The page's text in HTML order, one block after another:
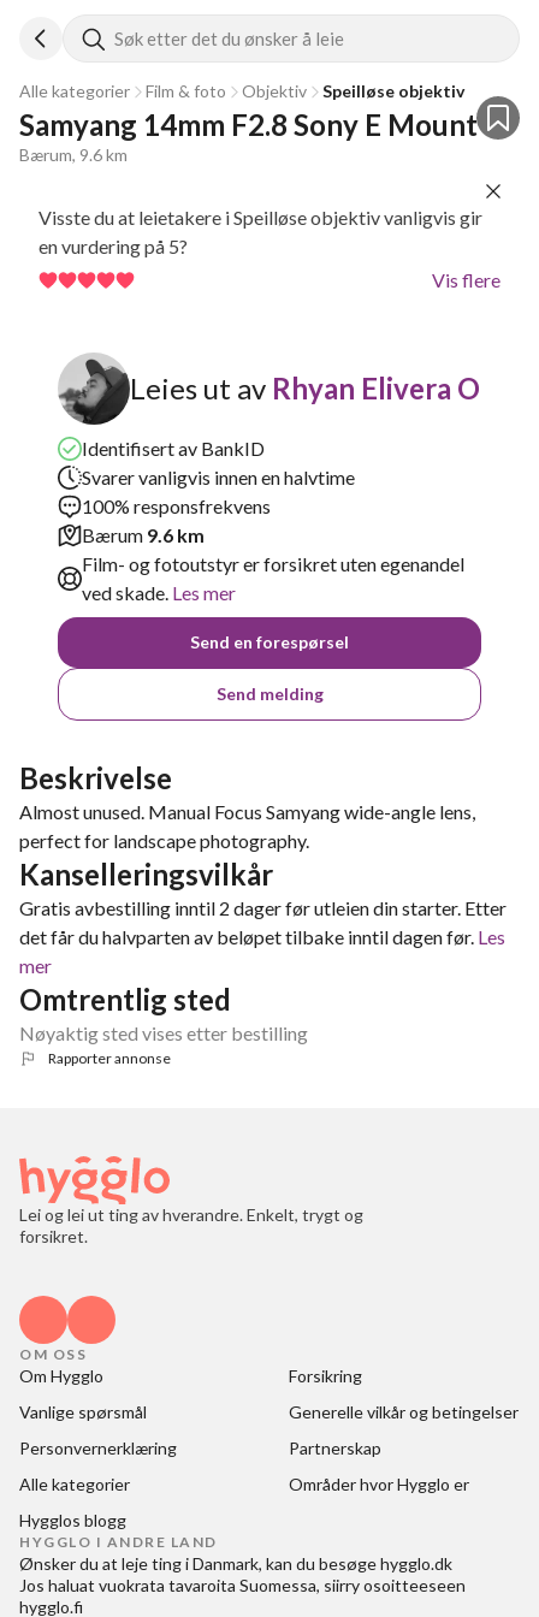
Søk etter det du ønsker å leie
Alle kategorier Film & foto Objektiv Speilløse objektiv
Samyang 14mm F2.8 Sony E Mount
Bærum, 9.6 km
Visste du at leietakere i Speilløse objektiv vanligvis gir
en vurdering på 5?
Vis flere
Leies ut av Rhyan Elivera O
Identifisert av BankID
Svarer vanligvis innen en halvtime
100% responsfrekvens
Bærum 9.6 km
Film- og fotoutstyr er forsikret uten egenandel
ved skade. Les mer
Send en forespørsel
Send melding
Beskrivelse
Almost unused. Manual Focus Samyang wide-angle lens,
perfect for landscape photography.
Kanselleringsvilkår
Gratis avbestilling inntil 2 dager før utleien din starter. Etter
det får du halvparten av beløpet tilbake inntil dagen før. Les
mer
Omtrentlig sted
Nøyaktig sted vises etter bestilling
Rapporter annonse
Lei og lei ut ting av hverandre. Enkelt, trygt og
forsikret.
OM OSS
Om Hygglo
Forsikring
Vanlige spørsmål
Generelle vilkår og betingelser
Personvernerklæring
Partnerskap
Alle kategorier
Områder hvor Hygglo er
Hygglos blogg
HYGGLO I ANDRE LAND
Ønsker du at leje ting i Danmark, kan du besøgehygglo.dk
Jos haluat vuokrata tavaroita Suomessa, siirry osoitteeseen
hygglo.fi